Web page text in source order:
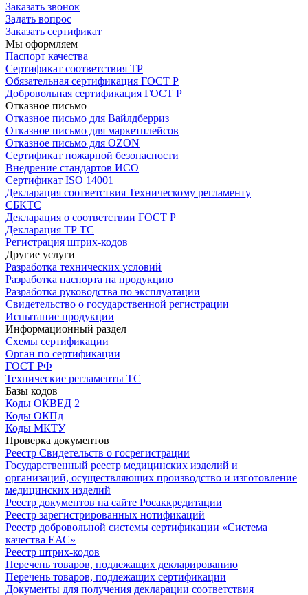
Заказать звонок
Задать вопрос
Заказать сертификат
Мы оформляем
Паспорт качества
Сертификат соответствия ТР
Обязательная сертификация ГОСТ Р
Добровольная сертификация ГОСТ Р
Отказное письмо
Отказное письмо для Вайлдберриз
Отказное письмо для маркетплейсов
Отказное письмо для OZON
Сертификат пожарной безопасности
Внедрение стандартов ИСО
Сертификат ISO 14001
Декларация соответствия Техническому регламенту
СБКТС
Декларация о соответствии ГОСТ Р
Декларация ТР ТС
Регистрация штрих-кодов
Другие услуги
Разработка технических условий
Разработка паспорта на продукцию
Разработка руководства по эксплуатации
Свидетельство о государственной регистрации
Испытание продукции
Информационный раздел
Схемы сертификации
Орган по сертификации
ГОСТ РФ
Технические регламенты ТС
Базы кодов
Коды ОКВЕД 2
Коды ОКПд
Коды МКТУ
Проверка документов
Реестр Свидетельств о госрегистрации
Государственный реестр медицинских изделий и
организаций, осуществляющих производство и изготовление
медицинских изделий
Реестр документов на сайте Росаккредитации
Реестр зарегистрированных нотификаций
Реестр добровольной системы сертификации «Система
качества ЕАС»
Реестр штрих-кодов
Перечень товаров, подлежащих декларированию
Перечень товаров, подлежащих сертификации
Документы для получения декларации соответствия